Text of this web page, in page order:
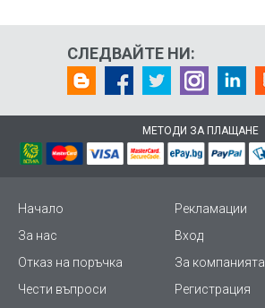
СЛЕДВАЙТЕ НИ:
МЕТОДИ ЗА ПЛАЩАНЕ
Начало
Рекламации
За нас
Вход
Отказ на поръчка
За компанията
Чести въпроси
Регистрация